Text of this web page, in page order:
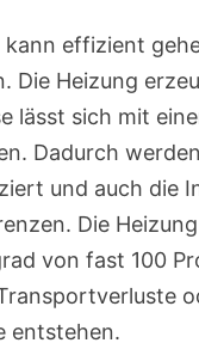
kann effizient
Die Heizung
lässt sich mit
Dadurch
und auch die
Die
von fast 100
entstehen.